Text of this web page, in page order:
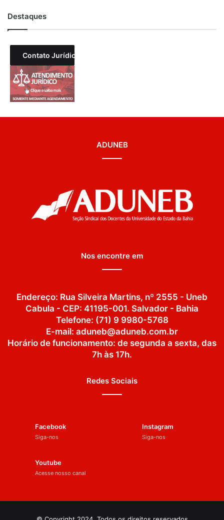
Destaques
Contato Jurídico
ADUNEB
Nos encontre em
Endereço: Rua Silveira Martins, nº 2555 - Uneb
Cabula - CEP: 41195-001. Salvador - Bahia
Telefone: (71) 9 9980-5768
E-mail: aduneb@aduneb.com.br
Horário de funcionamento: de segunda a sexta, das
7h às 17h.
Redes Sociais
Facebook
Siga-nos
Instagram
Siga-nos
Youtube
Acesse nosso canal